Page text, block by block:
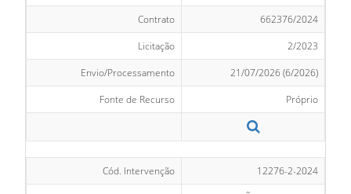
Contrato
662376/2024
Licitação
2/2023
Envio/Processamento
21/07/2026 (6/2026)
Fonte de Recurso
Próprio
Cód. Intervenção 12276-2-2024